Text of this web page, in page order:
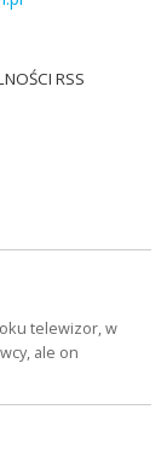
RSS
telewizor, w
ale on